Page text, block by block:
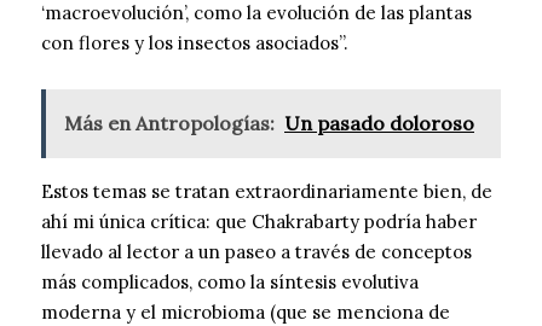
‘macroevolución’, como la evolución de las plantas
con flores y los insectos asociados”.
Más en Antropologías: Un pasado doloroso
Estos temas se tratan extraordinariamente bien, de
ahí mi única crítica: que Chakrabarty podría haber
llevado al lector a un paseo a través de conceptos
más complicados, como la síntesis evolutiva
moderna y el microbioma (que se menciona de